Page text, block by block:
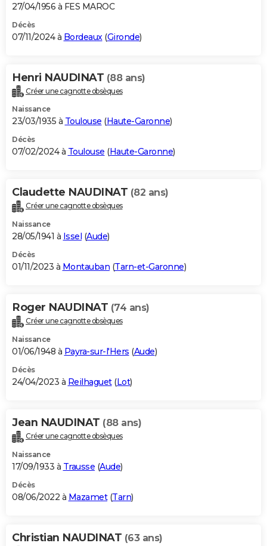
27/04/1956 à FES MAROC
Décès
07/11/2024 à Bordeaux (Gironde)
Henri NAUDINAT (88 ans)
Créer une cagnotte obsèques
Naissance
23/03/1935 à Toulouse (Haute-Garonne)
Décès
07/02/2024 à Toulouse (Haute-Garonne)
Claudette NAUDINAT (82 ans)
Créer une cagnotte obsèques
Naissance
28/05/1941 à Issel (Aude)
Décès
01/11/2023 à Montauban (Tarn-et-Garonne)
Roger NAUDINAT (74 ans)
Créer une cagnotte obsèques
Naissance
01/06/1948 à Payra-sur-l'Hers (Aude)
Décès
24/04/2023 à Reilhaguet(Lot)
Jean NAUDINAT (88 ans)
Créer une cagnotte obsèques
Naissance
17/09/1933 à Trausse (Aude)
Décès
08/06/2022 à Mazamet(Tarn)
Christian NAUDINAT (63 ans)